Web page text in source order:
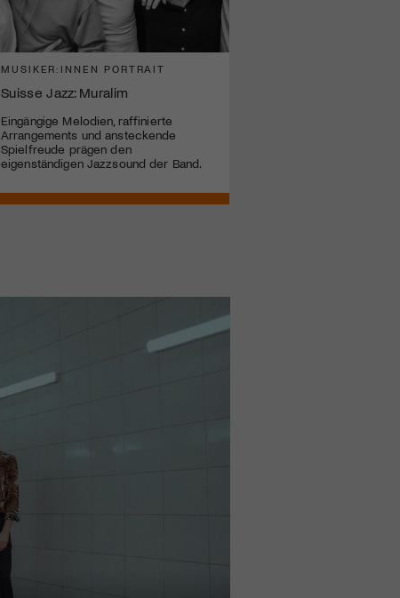
MUSIKER:INNEN PORTRAIT
Suisse Jazz: Muralim
Eingängige Melodien, raffinierte
Arrangements und ansteckende
Spielfreude prägen den
eigenständigen Jazzsound der Band.